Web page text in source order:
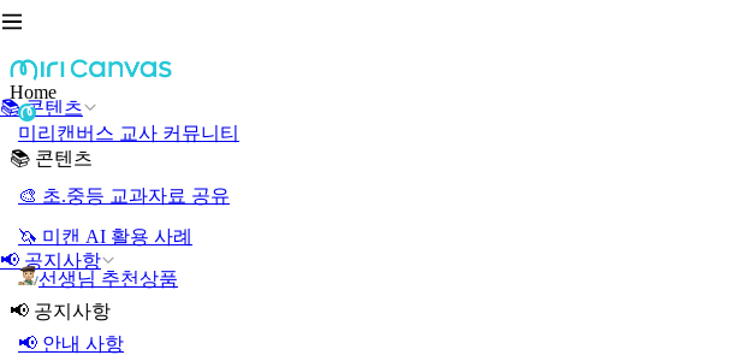
📚 콘텐츠
📢 공지사항
Home
미리캔버스 교사 커뮤니티
📚 콘텐츠
🎨 초.중등 교과자료 공유
🦄 미캔 AI 활용 사례
선생님 추천상품
📢 공지사항
📢 안내 사항